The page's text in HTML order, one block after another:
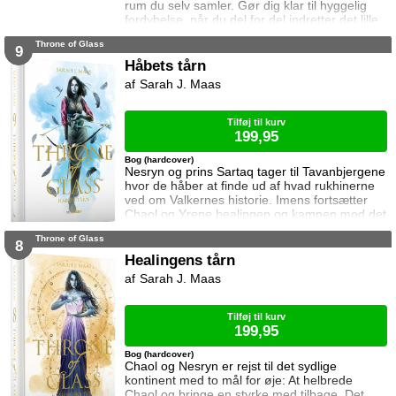
rum du selv samler. Gør dig klar til hyggelig
fordybelse, når du del for del indretter det lille
rum med de fineste detaljer. Med lukkede
og med det indbyggede lys, pynter den også i
charmerende bogdrage os på en læskende
9 Throne of Glass
Håbets tårn
Nesryn og prins Sartaq tager til Tavanbjergene
hvor de håber at finde ud af hvad rukhinerne
ved om Valkernes historie. Imens fortsætter
Chaol og Yrene healingen og kampen mod det
mystiske mørke som lurer inden i ham. Men
deres venner derhjemme.
Bog (hardcover)
Sarah J. Maas
Tilføj til kurv
199,95
8 Throne of Glass
Healingens tårn
Chaol og Nesryn er rejst til det sydlige
kontinent med to mål for øje: At helbrede
Bog (hardcover)
Sarah J. Maas
Tilføj til kurv
199,95